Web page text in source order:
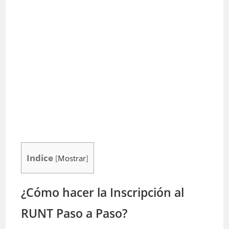
Indice [Mostrar]
¿Cómo hacer la Inscripción al
RUNT Paso a Paso?